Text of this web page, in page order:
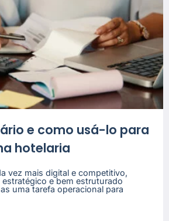
e como usá-lo para
hotelaria
vez mais digital e competitivo,
e bem estruturado
uma tarefa operacional para